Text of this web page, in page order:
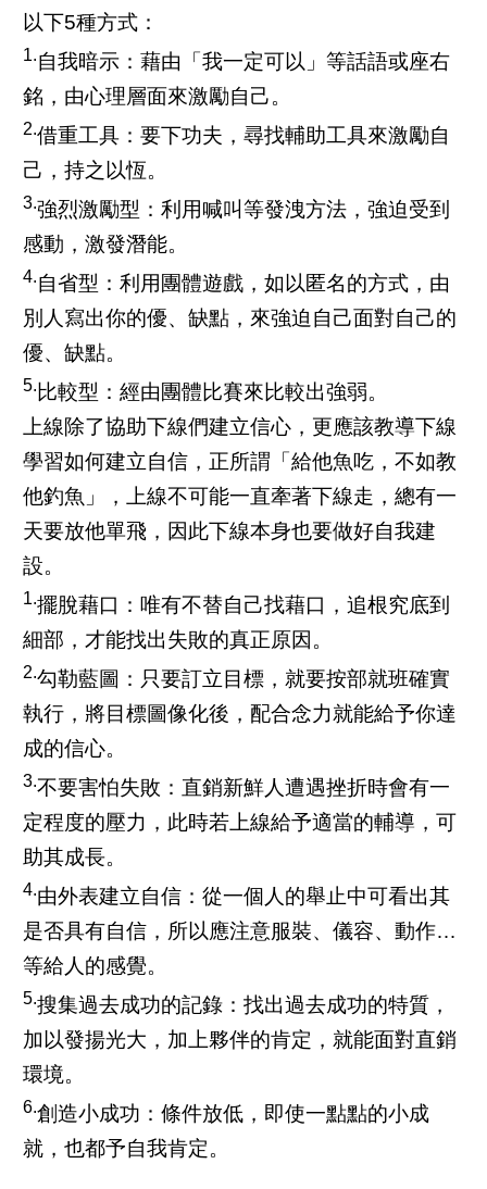
以下5種方式：
1.自我暗示：藉由「我一定可以」等話語或座右
銘，由心理層面來激勵自己。
2.借重工具：要下功夫，尋找輔助工具來激勵自
己，持之以恆。
3.強烈激勵型：利用喊叫等發洩方法，強迫受到
感動，激發潛能。
4.自省型：利用團體遊戲，如以匿名的方式，由
別人寫出你的優、缺點，來強迫自己面對自己的
優、缺點。
5. 比較型：經由團體比賽來比較出強弱。
上線除了協助下線們建立信心，更應該教導下線
學習如何建立自信，正所謂「給他魚吃，不如教
他釣魚」，上線不可能一直牽著下線走，總有一
天要放他單飛，因此下線本身也要做好自我建
設。
1.擺脫藉口：唯有不替自己找藉口，追根究底到
細部，才能找出失敗的真正原因。
2.勾勒藍圖：只要訂立目標，就要按部就班確實
執行，將目標圖像化後，配合念力就能給予你達
成的信心。
3.不要害怕失敗：直銷新鮮人遭遇挫折時會有一
定程度的壓力，此時若上線給予適當的輔導，可
助其成長。
4.由外表建立自信：從一個人的舉止中可看出其
是否具有自信，所以應注意服裝、儀容、動作…
等給人的感覺。
5.搜集過去成功的記錄：找出過去成功的特質，
加以發揚光大，加上夥伴的肯定，就能面對直銷
環境。
6.創造小成功：條件放低，即使一點點的小成
就，也都予自我肯定。